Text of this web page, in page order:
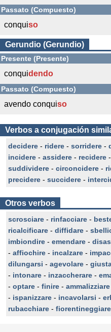
Passato (Compuesto)
conquiso
Gerundio (Gerundio)
Presente (Presente)
conquidendo
Passato (Compuesto)
avendo conquiso
Verbos a conjugación
decidere - ridere - sorridere -
incidere - assidere - recidere -
suddividere - circoncidere -
precidere - succidere -
Otros verbos
scrosciare - rinfacciare -
ricalcificare - diffidare -
imbiondire - emendare -
- affiochire - incalzare -
dilungarsi - agevolare -
- intonare - inzaccherare -
- optare - finire - ammalizziare
- ispanizzare - incavolarsi -
rubacchiare - fiorentineggiare